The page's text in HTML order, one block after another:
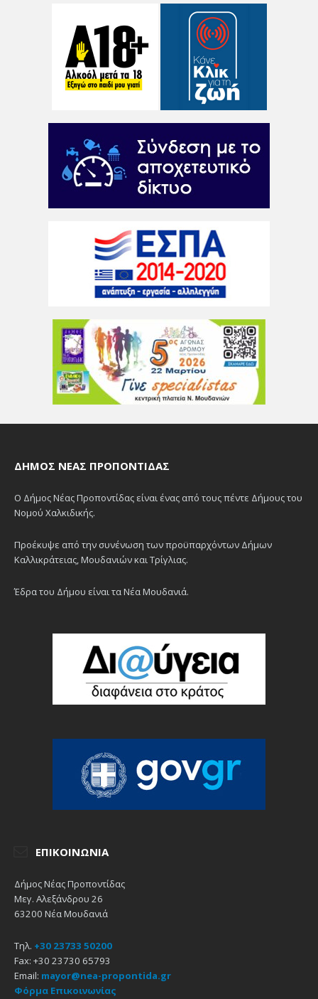
ΔΉΜΟΣ ΝΈΑΣ ΠΡΟΠΟΝΤΊΔΑΣ
Ο Δήμος Νέας Προποντίδας είναι ένας από τους πέντε Δήμους του
Νομού Χαλκιδικής.
Προέκυψε από την συνένωση των προϋπαρχόντων Δήμων
Καλλικράτειας, Μουδανιών και Τρίγλιας.
Έδρα του Δήμου είναι τα Νέα Μουδανιά.
ΕΠΙΚΟΙΝΩΝΊΑ
Δήμος Νέας Προποντίδας
Μεγ. Αλεξάνδρου 26
63200 Νέα Μουδανιά
Τηλ. +30 23733 50200
Fax: +30 23730 65793
Email: mayor@nea-propontida.gr
Φόρμα Επικοινωνίας